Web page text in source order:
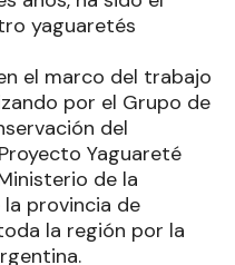
yaguaretés
el marco del trabajo
por el Grupo de
del
Yaguareté
de la
provincia de
la región por la